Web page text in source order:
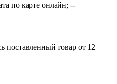
по карте онлайн; --
поставленный товар от 12